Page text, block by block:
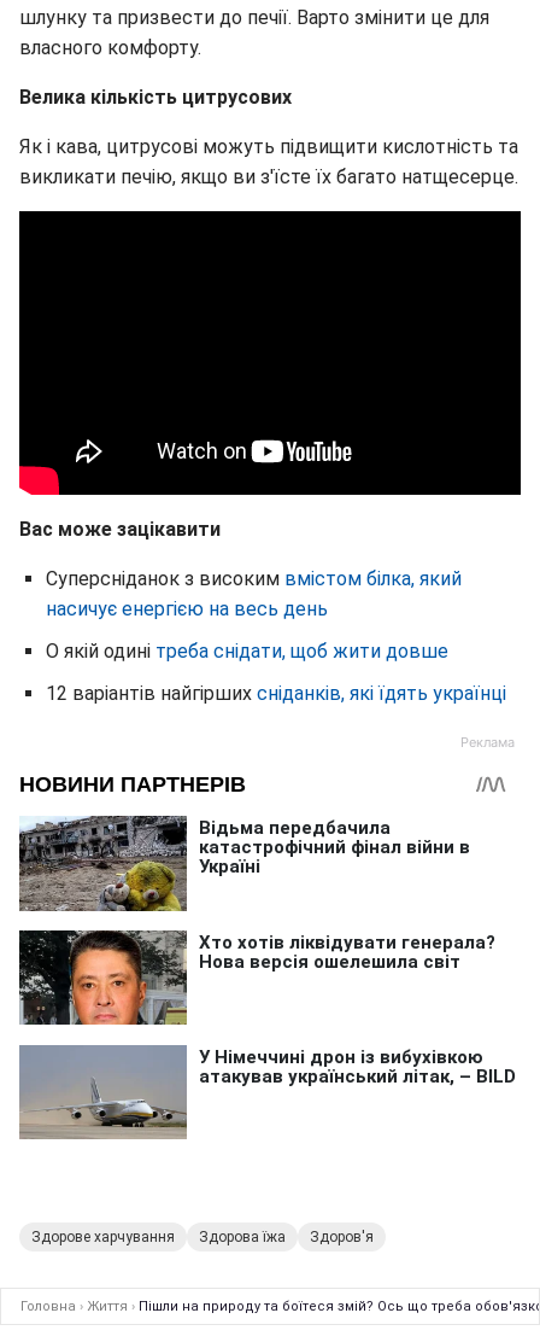
шлунку та призвести до печії. Варто змінити це для
власного комфорту.
Велика кількість цитрусових
Як і кава, цитрусові можуть підвищити кислотність та
викликати печію, якщо ви з'їсте їх багато натщесерце.
Вас може зацікавити
Суперсніданок з високим вмістом білка, який
насичує енергією на весь день
О якій одині треба снідати, щоб жити довше
12 варіантів найгірших сніданків, які їдять українці
Здорове харчування Здорова їжа Здоров'я
Головна › Життя › Пішли на природу та боїтеся змій? Ось що треба